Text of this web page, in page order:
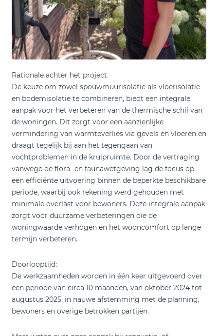
Rationale achter het project
De keuze om zowel spouwmuurisolatie als vloerisolatie
en bodemisolatie te combineren, biedt een integrale
aanpak voor het verbeteren van de thermische schil van
de woningen. Dit zorgt voor een aanzienlijke
vermindering van warmteverlies via gevels en vloeren en
draagt tegelijk bij aan het tegengaan van
vochtproblemen in de kruipruimte. Door de vertraging
vanwege de flora- en faunawetgeving lag de focus op
een efficiënte uitvoering binnen de beperkte beschikbare
periode, waarbij ook rekening werd gehouden met
minimale overlast voor bewoners. Deze integrale aanpak
zorgt voor duurzame verbeteringen die de
woningwaarde verhogen en het wooncomfort op lange
termijn verbeteren.
Doorlooptijd:
De werkzaamheden worden in één keer uitgevoerd over
een periode van circa 10 maanden, van oktober 2024 tot
augustus 2025, in nauwe afstemming met de planning,
bewoners en overige betrokken partijen.